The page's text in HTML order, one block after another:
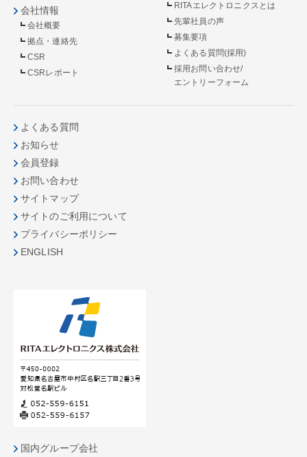
国内グループ会社
会社情報
会社概要
拠点・連絡先
CSR
CSRレポート
RITAエレクトロニクスとは
先輩社員の声
募集要項
よくある質問(採用)
採用お問い合わせ/
エントリーフォーム
よくある質問
お知らせ
会員登録
お問い合わせ
サイトマップ
サイトのご利用について
プライバシーポリシー
ENGLISH